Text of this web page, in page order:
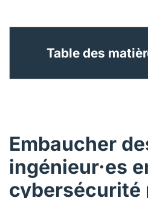
Table des
Embaucher
ingénieur·es
cybersécurité